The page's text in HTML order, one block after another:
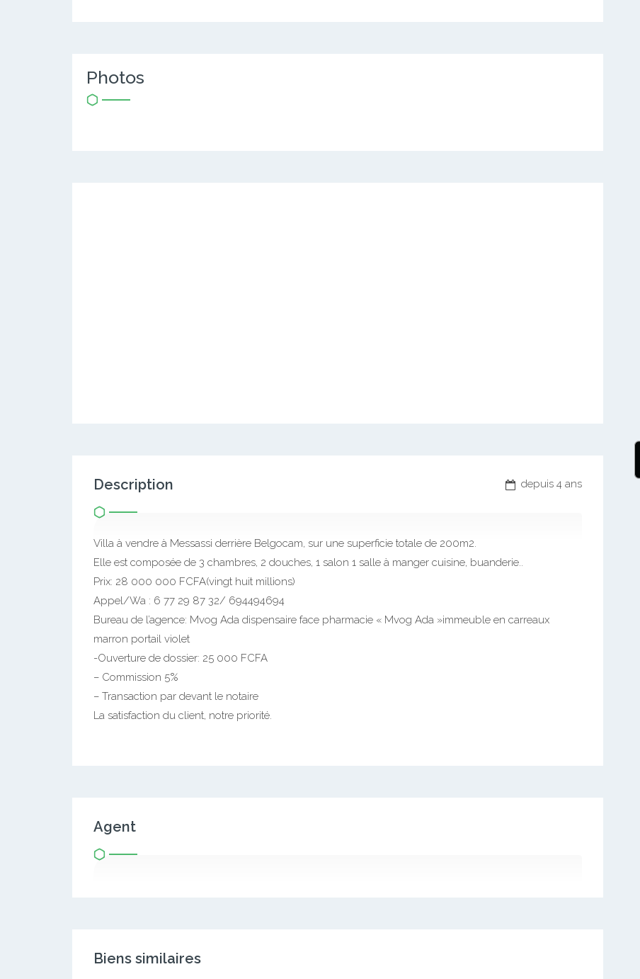
Photos
depuis 4 ans
Description
Villa à vendre à Messassi derrière Belgocam, sur une superficie totale de 200m2.
Elle est composée de 3 chambres, 2 douches, 1 salon 1 salle à manger cuisine, buanderie..
Prix: 28 000 000 FCFA(vingt huit millions)
Appel/Wa : 6 77 29 87 32/ 694494694
Bureau de l’agence: Mvog Ada dispensaire face pharmacie « Mvog Ada »immeuble en carreaux
marron portail violet
-Ouverture de dossier: 25 000 FCFA
– Commission 5%
– Transaction par devant le notaire
La satisfaction du client, notre priorité.
Agent
Biens similaires